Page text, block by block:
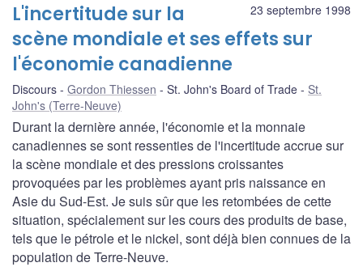
23 septembre 1998
L'incertitude sur la
scène mondiale et ses effets sur
l'économie canadienne
Discours Gordon Thiessen St. John's Board of Trade
St.
John's (Terre-Neuve)
Durant la dernière année, l'économie et la monnaie
canadiennes se sont ressenties de l'incertitude accrue sur
la scène mondiale et des pressions croissantes
provoquées par les problèmes ayant pris naissance en
Asie du Sud-Est. Je suis sûr que les retombées de cette
situation, spécialement sur les cours des produits de base,
tels que le pétrole et le nickel, sont déjà bien connues de la
population de Terre-Neuve.